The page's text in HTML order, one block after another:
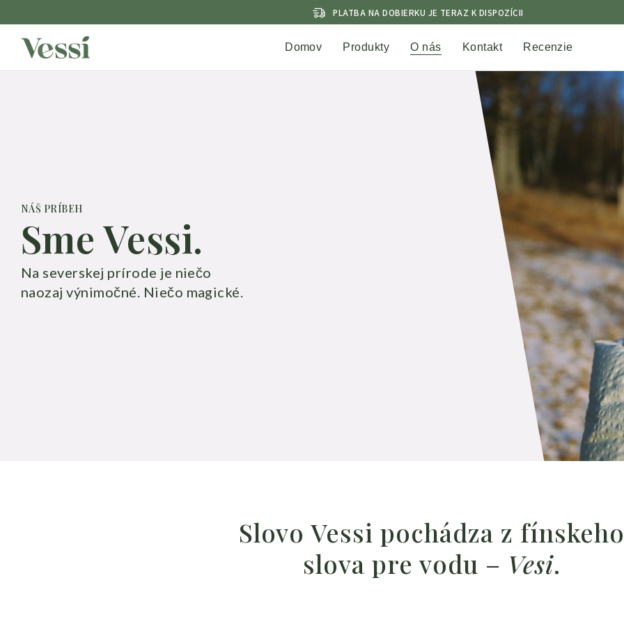
PLATBA NA DOBIERKU JE TERAZ K DISPOZÍCII
Domov Produkty O nás Kontakt Recenzie
NÁŠ PRÍBEH
Sme Vessi.
Na severskej prírode je niečo
naozaj výnimočné. Niečo magické.
Slovo Vessi pochádza z
slova pre vodu – Vesi.